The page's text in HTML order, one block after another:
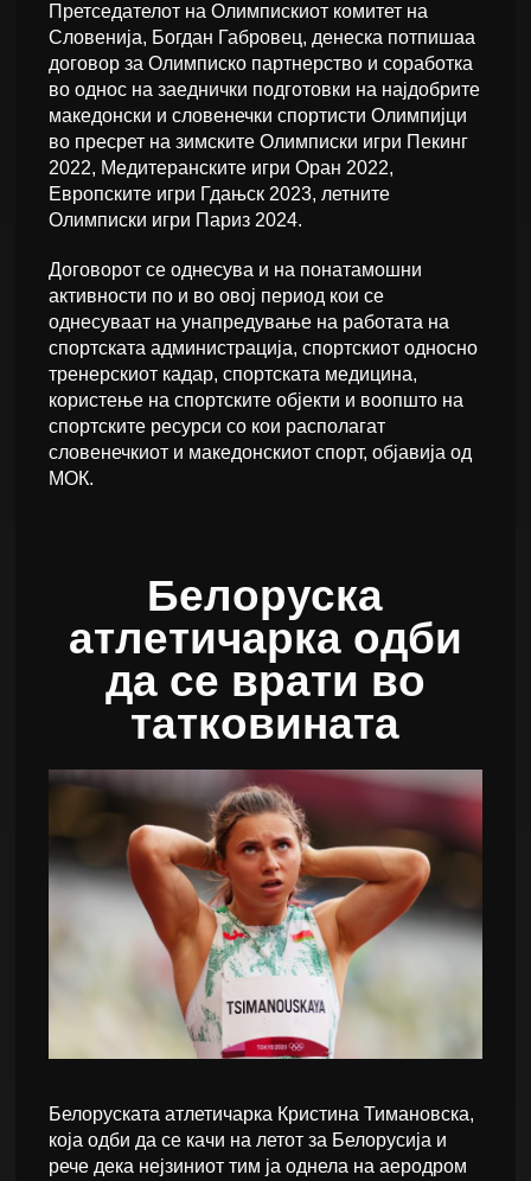
Претседателот на Олимпискиот комитет на
Словенија, Богдан Габровец, денеска потпишаа
договор за Олимписко партнерство и соработка
во однос на заеднички подготовки на најдобрите
македонски и словенечки спортисти Олимпијци
во пресрет на зимските Олимписки игри Пекинг
2022, Медитеранските игри Оран 2022,
Европските игри Гдањск 2023, летните
Олимписки игри Париз 2024.
Договорот се однесува и на понатамошни
активности по и во овој период кои се
однесуваат на унапредување на работата на
спортската администрација, спортскиот односно
тренерскиот кадар, спортската медицина,
користење на спортските објекти и воопшто на
спортските ресурси со кои располагат
словенечкиот и македонскиот спорт, објавија од
МОК.
Белоруска
атлетичарка одби
да се врати во
татковината
Белоруската атлетичарка Кристина Тимановска,
која одби да се качи на летот за Белорусија и
рече дека нејзиниот тим ја однела на аеродром